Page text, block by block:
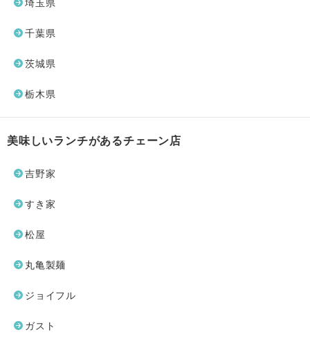
埼玉県
千葉県
茨城県
栃木県
美味しいランチがあるチェーン店
吉野家
すき家
松屋
丸亀製麺
ジョイフル
ガスト